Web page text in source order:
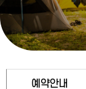
예약안내